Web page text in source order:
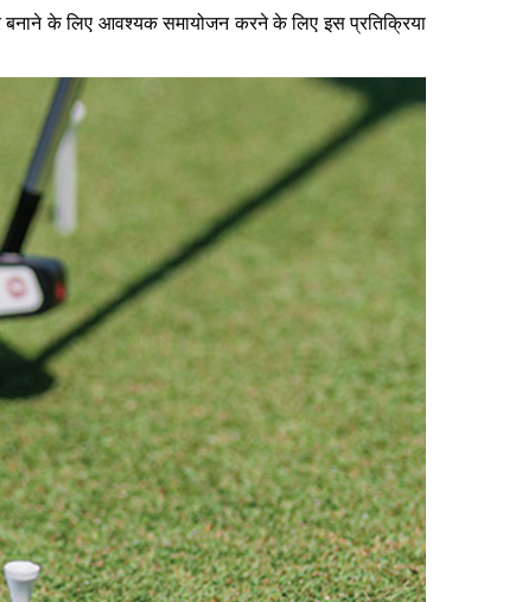
बनाने के लिए आवश्यक समायोजन करने के लिए इस प्रतिक्रिया